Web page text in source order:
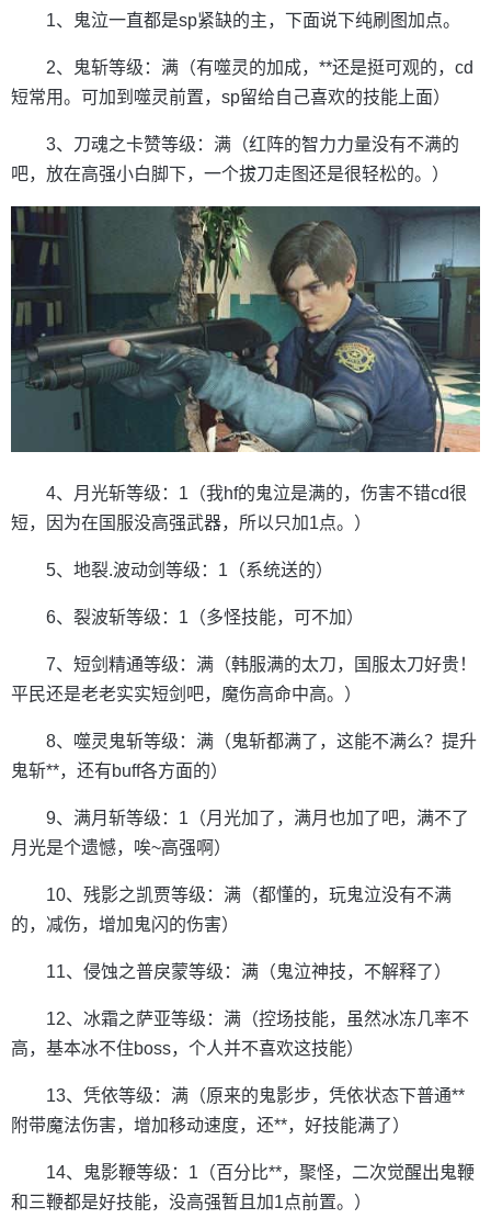
1、鬼泣一直都是sp紧缺的主，下面说下纯刷图加点。
2、鬼斩等级：满（有噬灵的加成，**还是挺可观的，cd
短常用。可加到噬灵前置，sp留给自己喜欢的技能上面）
3、刀魂之卡赞等级：满（红阵的智力力量没有不满的
吧，放在高强小白脚下，一个拔刀走图还是很轻松的。）
4、月光斩等级：1（我hf的鬼泣是满的，伤害不错cd很
短，因为在国服没高强武器，所以只加1点。）
5、地裂.波动剑等级：1（系统送的）
6、裂波斩等级：1（多怪技能，可不加）
7、短剑精通等级：满（韩服满的太刀，国服太刀好贵！
平民还是老老实实短剑吧，魔伤高命中高。）
8、噬灵鬼斩等级：满（鬼斩都满了，这能不满么？提升
鬼斩**，还有buff各方面的）
9、满月斩等级：1（月光加了，满月也加了吧，满不了
月光是个遗憾，唉~高强啊）
10、残影之凯贾等级：满（都懂的，玩鬼泣没有不满
的，减伤，增加鬼闪的伤害）
11、侵蚀之普戾蒙等级：满（鬼泣神技，不解释了）
12、冰霜之萨亚等级：满（控场技能，虽然冰冻几率不
高，基本冰不住boss，个人并不喜欢这技能）
13、凭依等级：满（原来的鬼影步，凭依状态下普通**
附带魔法伤害，增加移动速度，还**，好技能满了）
14、鬼影鞭等级：1（百分比**，聚怪，二次觉醒出鬼鞭
和三鞭都是好技能，没高强暂且加1点前置。）